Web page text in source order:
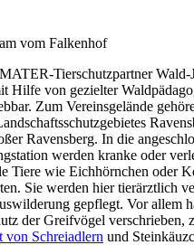
vom Falkenhof
Tierschutzpartner Wald-
Hilfe von gezielter
Zum Vereinsgelände
Ravensberg. In die
werden kranke oder
Tiere wie Eichhörnchen oder
Sie werden hier tierärztlich
gepflegt. Vor allem
der Greifvögel verschrieben,
von Schreiadlern und